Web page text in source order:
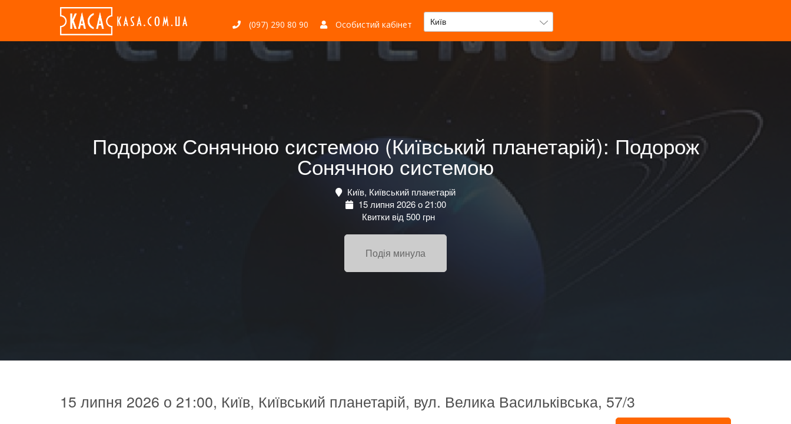
(097) 290 80 90 Особистий кабінет Київ
Подорож Сонячною системою (Київський планетарій): Подорож
Сонячною системою
Київ, Київський планетарій
15 липня 2026 о 21:00
Квитки від 500 грн
Подія минула
15 липня 2026 о 21:00, Київ, Київський планетарій, вул. Велика Васильківська, 57/3